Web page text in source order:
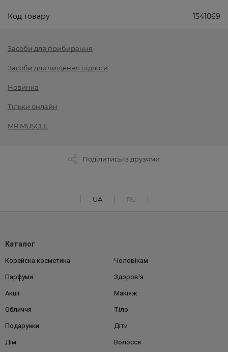
Код товару 1541069
Засоби для прибирання
Засоби для чищення підлоги
Новинка
Тільки онлайн
MR MUSCLE
Поділитись із друзями
UA RU
Каталог
Корейска косметика Чоловікам
Парфуми Здоров'я
Акції Макіяж
Обличчя Тіло
Подарунки Діти
Дім Волосся